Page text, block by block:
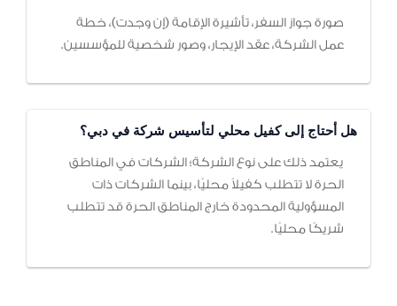
صورة جواز السفر، تأشيرة الإقامة (إن وجدت)، خطة
عمل الشركة، عقد الإيجار، وصور شخصية للمؤسسين.
هل أحتاج إلى كفيل محلي لتأسيس شركة في دبي؟
يعتمد ذلك على نوع الشركة؛ الشركات في المناطق
الحرة لا تتطلب كفيلاً محليًا، بينما الشركات ذات
المسؤولية المحدودة خارج المناطق الحرة قد تتطلب
شريكًا محليًا.